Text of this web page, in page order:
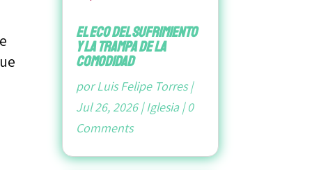
El Eco del Sufrimiento
y la Trampa de la
Comodidad
porLuis Felipe Torres|
Jul 26, 2026|Iglesia|0
Comments